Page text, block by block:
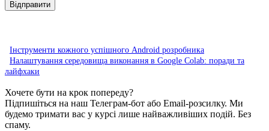
Інструменти кожного успішного Android розробника
Налаштування середовища виконання в Google Colab: поради та
лайфхаки
Хочете бути на крок попереду?
Підпишіться на наш Телеграм-бот або Email-розсилку. Ми
будемо тримати вас у курсі лише найважливіших подій. Без
спаму.